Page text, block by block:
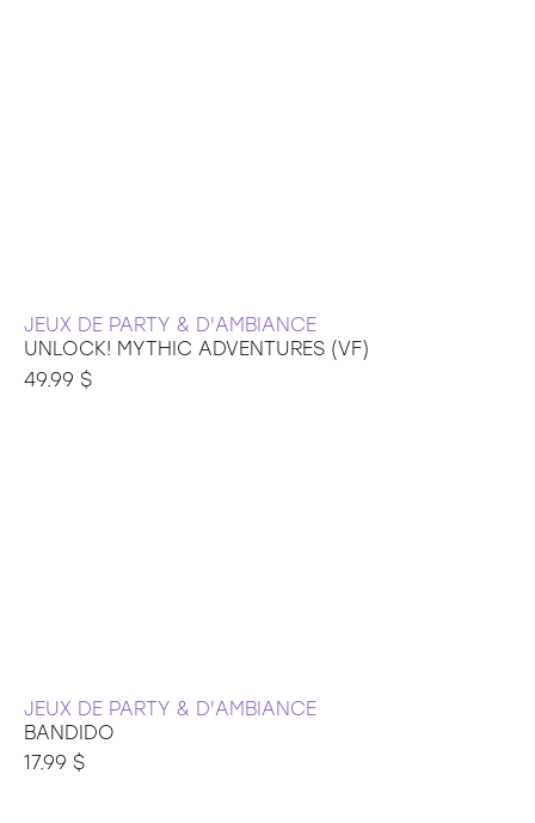
JEUX DE PARTY & D'AMBIANCE
UNLOCK! MYTHIC ADVENTURES (VF)
49.99 $
JEUX DE PARTY & D'AMBIANCE
BANDIDO
17.99 $